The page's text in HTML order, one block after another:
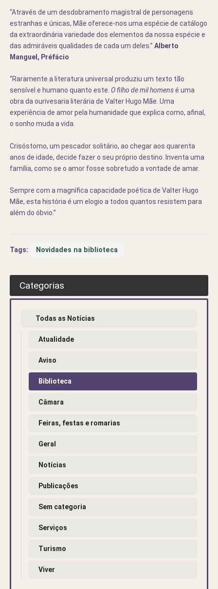
“Através de um desdobramento magistral de personagens
estranhas e únicas, Mãe oferece-nos uma espécie de catálogo
da extraordinária variedade dos elementos da nossa espécie e
das admiráveis qualidades de cada um deles.” Alberto
Manguel, Préfácio
“Raramente a literatura universal produziu um texto tão
sensível e humano quanto este. O filho de mil homensé uma
obra da ourivesaria literária de Valter Hugo Mãe. Uma
experiência de amor pela humanidade que explica como, afinal,
o sonho muda a vida.
Crisóstomo, um pescador solitário, ao chegar aos quarenta
anos de idade, decide fazer o seu próprio destino. Inventa uma
família, como se o amor fosse sobretudo a vontade de amar.
Sempre com a magnífica capacidade poética de Valter Hugo
Mãe, esta história é um elogio a todos quantos resistem para
além do óbvio.”
Tags: Novidades na biblioteca
Categorias
Todas as Notícias
Atualidade
Aviso
Biblioteca
Câmara
Feiras, festas e romarias
Geral
Notícias
Publicações
Sem categoria
Serviços
Turismo
Viver